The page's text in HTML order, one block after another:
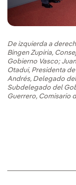
De izquierda a
Bingen Zupiria,
Gobierno Vasco;
Otadui, Presidenta
Andrés, Delegado
Subdelegado del
Guerrero, Comisario